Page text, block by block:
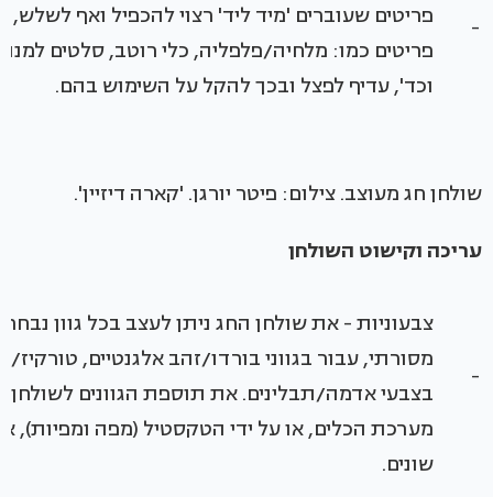
-
פריטים שעוברים 'מיד ליד' רצוי להכפיל ואף
פריטים כמו: מלחיה/פלפליה, כלי רוטב, סלטים
וכד', עדיף לפצל ובכך להקל על השימוש בהם.
שולחן חג מעוצב. צילום: פיטר יורגן. 'קארה דיזיין'.
עריכה וקישוט השולחן
-
צבעוניות - את שולחן החג ניתן לעצב בכל גוון
מסורתי, עבור בגווני בורדו/זהב אלגנטיים, טורקיז/
בצבעי אדמה/תבלינים. את תוספת הגוונים לשולחן
מערכת הכלים, או על ידי הטקסטיל (מפה ומפיות),
שונים.